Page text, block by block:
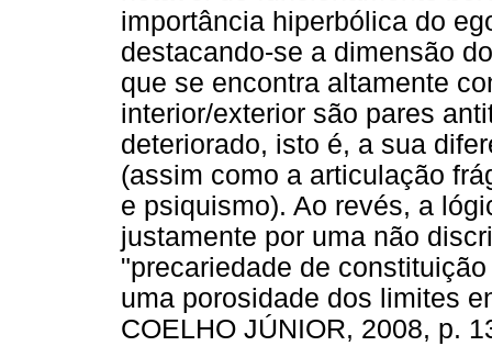
importância hiperbólica do
destacando-se a dimensão
que se encontra altamente
interior/exterior são pares
deteriorado, isto é, a sua
(assim como a articulação
e psiquismo). Ao revés, a
justamente por uma não
"precariedade de
uma porosidade dos limites
COELHO JÚNIOR, 2008, p.